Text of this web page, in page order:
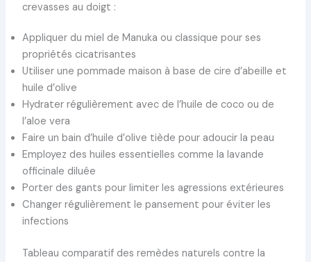
crevasses au doigt :
Appliquer du miel de Manuka ou classique pour ses
propriétés cicatrisantes
Utiliser une pommade maison à base de cire d’abeille et
huile d’olive
Hydrater régulièrement avec de l’huile de coco ou de
l’aloe vera
Faire un bain d’huile d’olive tiède pour adoucir la peau
Employez des huiles essentielles comme la lavande
officinale diluée
Porter des gants pour limiter les agressions extérieures
Changer régulièrement le pansement pour éviter les
infections
Tableau comparatif des remèdes naturels contre la